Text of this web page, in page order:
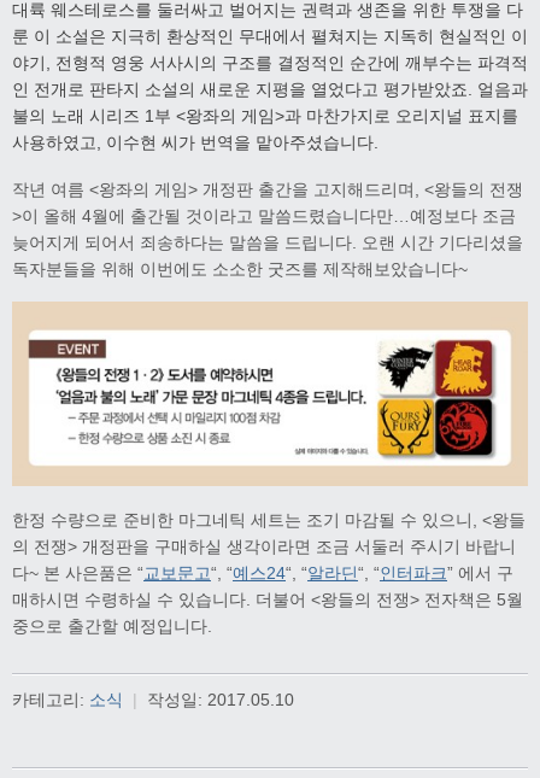
대륙 웨스테로스를 둘러싸고 벌어지는 권력과 생존을 위한 투쟁을 다
룬 이 소설은 지극히 환상적인 무대에서 펼쳐지는 지독히 현실적인 이
야기, 전형적 영웅 서사시의 구조를 결정적인 순간에 깨부수는 파격적
인 전개로 판타지 소설의 새로운 지평을 열었다고 평가받았죠. 얼음과
불의 노래 시리즈 1부 <왕좌의 게임>과 마찬가지로 오리지널 표지를
사용하였고, 이수현 씨가 번역을 맡아주셨습니다.
작년 여름 <왕좌의 게임> 개정판 출간을 고지해드리며, <왕들의 전쟁
>이 올해 4월에 출간될 것이라고 말씀드렸습니다만…예정보다 조금
늦어지게 되어서 죄송하다는 말씀을 드립니다. 오랜 시간 기다리셨을
독자분들을 위해 이번에도 소소한 굿즈를 제작해보았습니다~
한정 수량으로 준비한 마그네틱 세트는 조기 마감될 수 있으니, <왕들
의 전쟁> 개정판을 구매하실 생각이라면 조금 서둘러 주시기 바랍니
다~ 본 사은품은 “교보문고“, “예스24“, “알라딘“, “인터파크” 에서 구
매하시면 수령하실 수 있습니다. 더불어 <왕들의 전쟁> 전자책은 5월
중으로 출간할 예정입니다.
카테고리: 소식 | 작성일: 2017.05.10